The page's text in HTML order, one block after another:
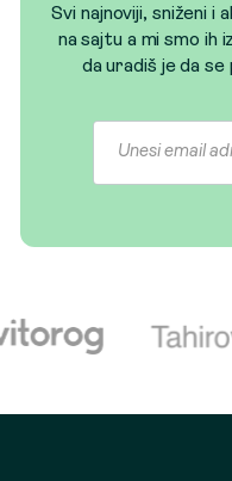
Svi najnoviji, sniženi i
na sajtu a mi smo ih
da uradiš je da